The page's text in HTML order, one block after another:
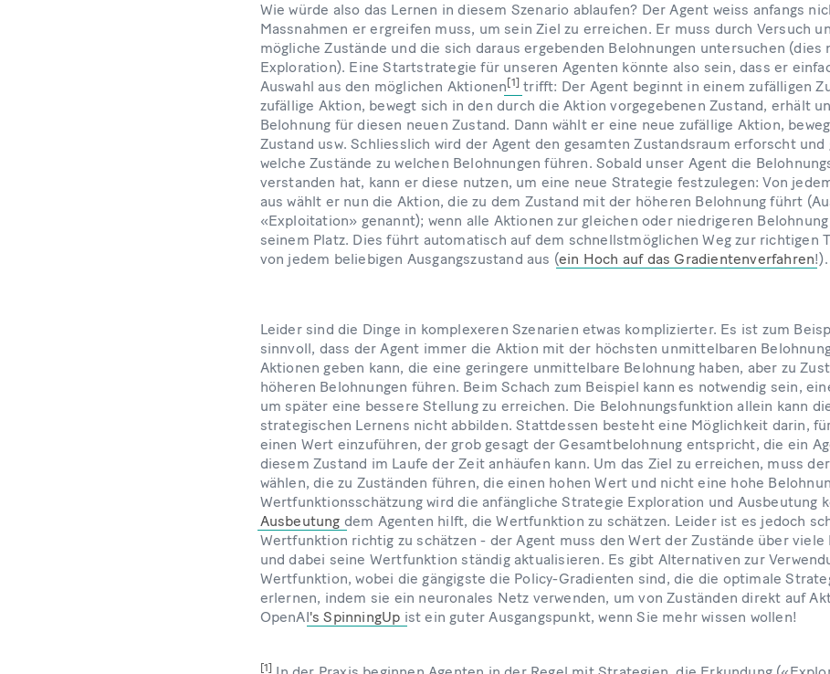
Wie würde also das Lernen in diesem Szenario ablaufen? Der Agent weiss anfangs
Massnahmen er ergreifen muss, um sein Ziel zu erreichen. Er muss durch Versuch
mögliche Zustände und die sich daraus ergebenden Belohnungen untersuchen (dies
Exploration). Eine Startstrategie für unseren Agenten könnte also sein, dass er
Auswahl aus den möglichen Aktionen [1] trifft: Der Agent beginnt in einem zufälligen
zufällige Aktion, bewegt sich in den durch die Aktion vorgegebenen Zustand, erhält
Belohnung für diesen neuen Zustand. Dann wählt er eine neue zufällige Aktion,
Zustand usw. Schliesslich wird der Agent den gesamten Zustandsraum erforscht und
welche Zustände zu welchen Belohnungen führen. Sobald unser Agent die
verstanden hat, kann er diese nutzen, um eine neue Strategie festzulegen: Von
aus wählt er nun die Aktion, die zu dem Zustand mit der höheren Belohnung führt
«Exploitation» genannt); wenn alle Aktionen zur gleichen oder niedrigeren
seinem Platz. Dies führt automatisch auf dem schnellstmöglichen Weg zur richtigen
von jedem beliebigen Ausgangszustand aus (ein Hoch auf das Gradientenverfahren
Leider sind die Dinge in komplexeren Szenarien etwas komplizierter. Es ist zum
sinnvoll, dass der Agent immer die Aktion mit der höchsten unmittelbaren
Aktionen geben kann, die eine geringere unmittelbare Belohnung haben, aber zu
höheren Belohnungen führen. Beim Schach zum Beispiel kann es notwendig sein,
um später eine bessere Stellung zu erreichen. Die Belohnungsfunktion allein kann
strategischen Lernens nicht abbilden. Stattdessen besteht eine Möglichkeit darin,
einen Wert einzuführen, der grob gesagt der Gesamtbelohnung entspricht, die ein
diesem Zustand im Laufe der Zeit anhäufen kann. Um das Ziel zu erreichen, muss
wählen, die zu Zuständen führen, die einen hohen Wert und nicht eine hohe
Wertfunktionsschätzung wird die anfängliche Strategie Exploration und Ausbeutung
Ausbeutung dem Agenten hilft, die Wertfunktion zu schätzen. Leider ist es jedoch
Wertfunktion richtig zu schätzen - der Agent muss den Wert der Zustände über
und dabei seine Wertfunktion ständig aktualisieren. Es gibt Alternativen zur
Wertfunktion, wobei die gängigste die Policy-Gradienten sind, die die optimale
erlernen, indem sie ein neuronales Netz verwenden, um von Zuständen direkt auf
OpenAI's SpinningUp ist ein guter Ausgangspunkt, wenn Sie mehr wissen wollen!
[1]